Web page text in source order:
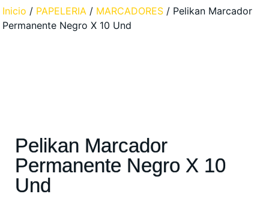
Inicio / PAPELERIA / MARCADORES / Pelikan Marcador
Permanente Negro X 10 Und
Pelikan Marcador
Permanente Negro X 10
Und